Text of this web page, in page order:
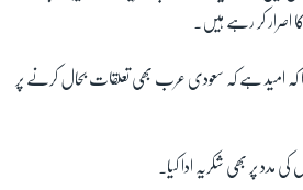
کر رہے ہیں۔
کہ امید ہے کہ سعودی عرب بھی تعلقات بحال کرنے پر
پر بھی شکریہ ادا کیا۔